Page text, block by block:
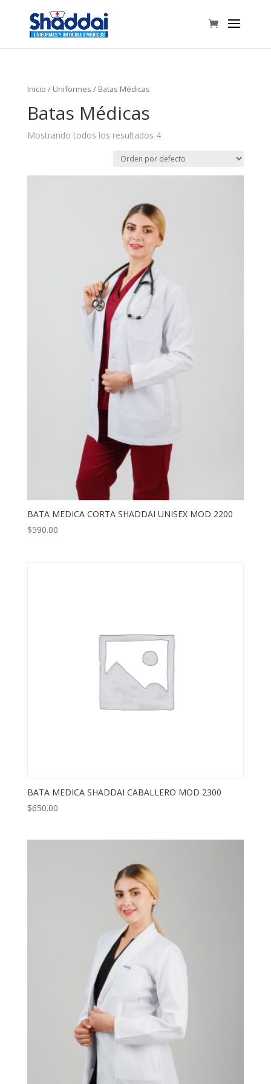
Inicio / Uniformes / Batas Médicas
Batas Médicas
Mostrando todos los resultados 4
BATA MEDICA CORTA SHADDAI UNISEX MOD 2200
$590.00
BATA MEDICA SHADDAI CABALLERO MOD 2300
$650.00